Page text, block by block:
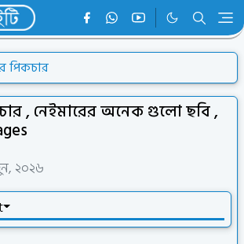
পিকচার
, নেইমারের অনেক গুলো ছবি ,
২০২৬